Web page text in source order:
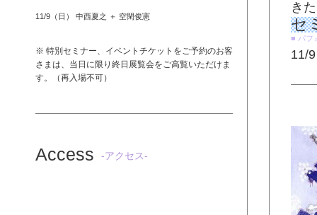
11/9（日） 中西夏之 ＋ 空閑俊憲
※ 特別セミナー、イベントチケットをご予約のお客
さまは、当日に限り終日展覧会をご高覧いただけま
す。（再入場不可）
Access -アクセス-
き
セ
■ パフ
11/